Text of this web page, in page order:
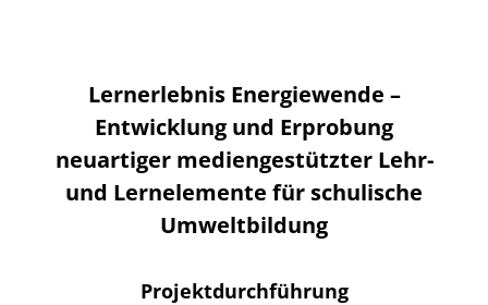
Lernerlebnis Energiewende –
Entwicklung und Erprobung
neuartiger mediengestützter Lehr-
und Lernelemente für schulische
Umweltbildung
Projektdurchführung